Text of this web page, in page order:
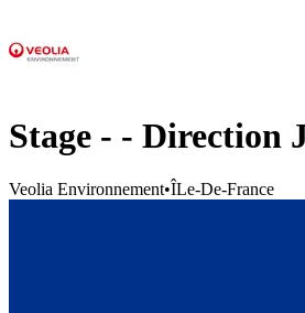
Stage - - Direction
Veolia Environnement•ÎLe-De-France